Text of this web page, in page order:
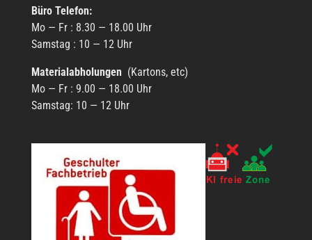
Büro Tele­fon:
Mo — Fr : 8.30 — 18.00 Uhr
Sams­tag : 10 — 12 Uhr
Mate­ri­al­ab­ho­lun­gen (Kartons, etc)
Mo — Fr : 9.00 — 18.00 Uhr
Sams­tag: 10 — 12 Uhr